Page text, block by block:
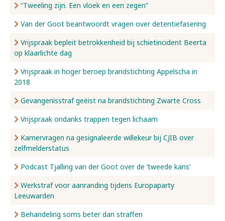
“Tweeling zijn. Een vloek en een zegen”
Van der Goot beantwoordt vragen over detentiefasering
Vrijspraak bepleit betrokkenheid bij schietincident Beerta
op klaarlichte dag
Vrijspraak in hoger beroep brandstichting Appelscha in
2018
Gevangenisstraf geëist na brandstichting Zwarte Cross
Vrijspraak ondanks trappen tegen lichaam
Kamervragen na gesignaleerde willekeur bij CJIB over
zelfmelderstatus
Podcast Tjalling van der Goot over de ‘tweede kans’
Werkstraf voor aanranding tijdens Europaparty
Leeuwarden
Behandeling soms beter dan straffen